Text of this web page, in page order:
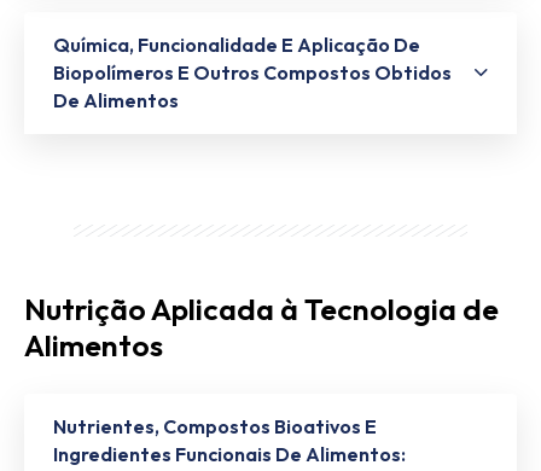
Química, Funcionalidade E Aplicação De
Biopolímeros E Outros Compostos Obtidos
De Alimentos
Nutrição Aplicada à Tecnologia de
Alimentos
Nutrientes, Compostos Bioativos E
Ingredientes Funcionais De Alimentos: